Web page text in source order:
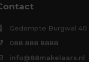
Gedempte Burgwal 40
088 888 8888
info@88makelaars.nl